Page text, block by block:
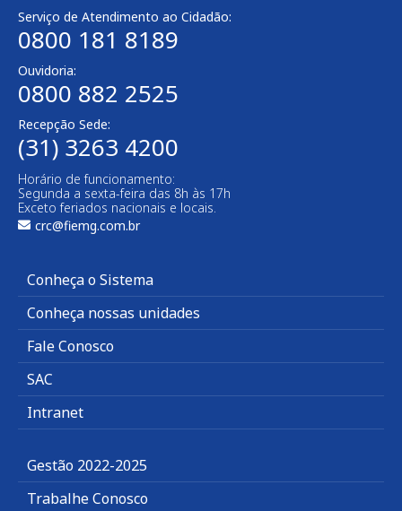
Serviço de Atendimento ao Cidadão:
0800 181 8189
Ouvidoria:
0800 882 2525
Recepção Sede:
(31) 3263 4200
Horário de funcionamento:
Segunda a sexta-feira das 8h às 17h
Exceto feriados nacionais e locais.
crc@fiemg.com.br
Conheça o Sistema
Conheça nossas unidades
Fale Conosco
SAC
Intranet
Gestão 2022-2025
Trabalhe Conosco